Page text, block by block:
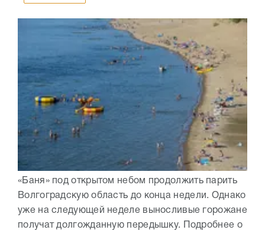
«Баня» под открытом небом продолжить парить
Волгоградскую область до конца недели. Однако
уже на следующей неделе выносливые горожане
получат долгожданную передышку. Подробнее о